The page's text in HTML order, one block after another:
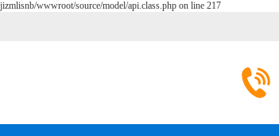
wwwroot/source/model/api.class.php on line 217